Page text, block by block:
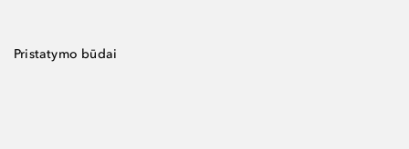
Pristatymo būdai